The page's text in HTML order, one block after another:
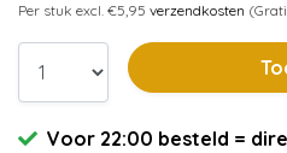
Per stuk excl. €5,95 verzendkosten
Voor 22:00 besteld =